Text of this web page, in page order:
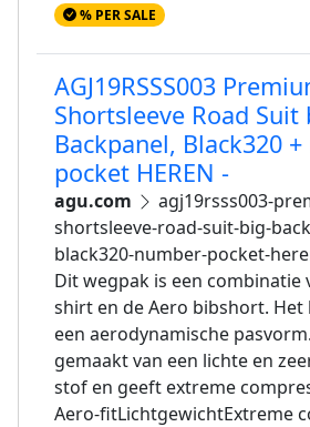
% PER SALE
AGJ19RSSS003
Shortsleeve Road Suit
Backpanel, Black320
pocket HEREN -
agu.com
agj19rsss003-
shortsleeve-road-suit-big-
black320-number-pocket-
Dit wegpak is een combinatie
shirt en de Aero bibshort.
een aerodynamische
gemaakt van een lichte en
stof en geeft extreme
Aero-fitLichtgewichtExtreme